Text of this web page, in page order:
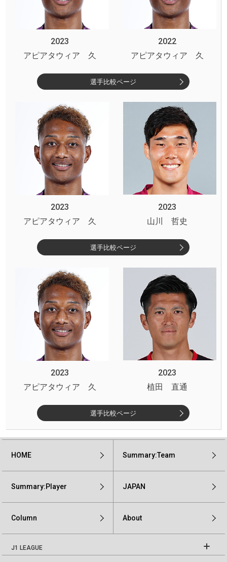
2023
2022
アピアタウィア 久
アピアタウィア 久
選手比較ページ
2023
2023
アピアタウィア 久
山川 哲史
選手比較ページ
2023
2023
アピアタウィア 久
植田 直通
選手比較ページ
HOME Summary:Team
Summary:Player JAPAN
Column About
J1 LEAGUE